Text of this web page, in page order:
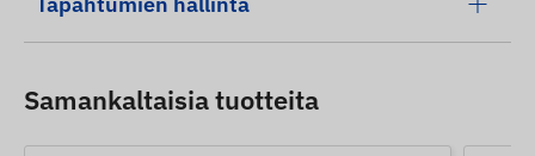
Samankaltaisia ​​tuotteita